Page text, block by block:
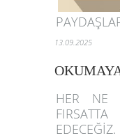
13.09.2025
HER NE
EDECEĞİZ.